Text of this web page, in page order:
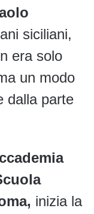
siciliani,
era solo
un modo
dalla parte
inizia la